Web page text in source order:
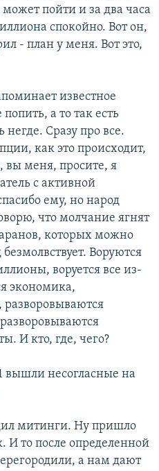
пойти и за два часа
спокойно. Вот он,
- план у меня. Вот это,
известное
а то так есть
негде. Сразу про все.
как это происходит,
вы меня, просите, я
с активной
ему, но народ
что молчание ягнят
которых можно
Воруются
воруется все из-
экономика,
разворовываются
И кто, где, чего?
вышли несогласные на
митинги. Ну пришло
И то после определенной
а нам дают